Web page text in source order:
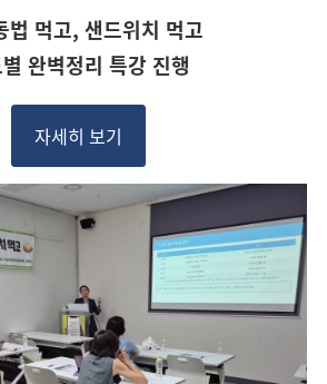
법 먹고, 샌드위치 먹고
완벽정리 특강 진행
자세히 보기